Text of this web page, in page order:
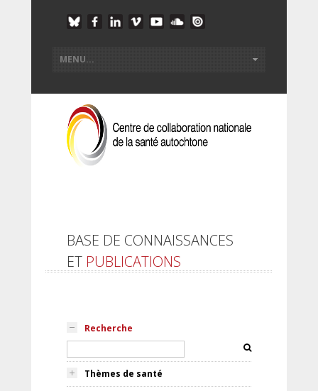
BASE DE CONNAISSANCES
ET PUBLICATIONS
Recherche
Thèmes de santé